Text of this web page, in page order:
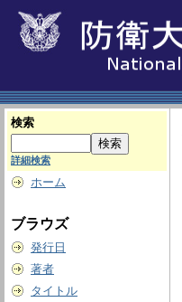
検索
詳細検索
ホーム
ブラウズ
発行日
著者
タイトル